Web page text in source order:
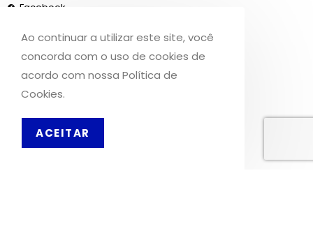
Facebook
Instagram
INFORMAÇÕES
Livro de Reclamações
PT
Ao continuar a utilizar este site, você
concorda com o uso de cookies de
acordo com nossa Política de
Cookies.
ACEITAR